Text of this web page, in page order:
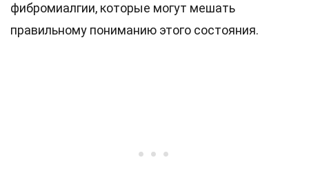
фибромиалгии, которые могут мешать
правильному пониманию этого состояния.